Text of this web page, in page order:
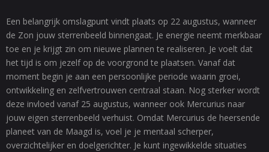
Een belangrijk omslagpunt vindt plaats op 22 augustus, wanneer
de Zon jouw sterrenbeeld binnengaat. Je energie neemt merkbaar
toe en je krijgt zin om nieuwe plannen te realiseren. Je voelt dat
het tijd is om jezelf op de voorgrond te plaatsen. Vanaf dat
moment begin je aan een persoonlijke periode waarin groei,
ontwikkeling en zelfvertrouwen centraal staan. Nog sterker wordt
deze invloed vanaf 25 augustus, wanneer ook Mercurius naar
jouw eigen sterrenbeeld verhuist. Omdat Mercurius de heersende
planeet van de Maagd is, voel je je mentaal scherper,
overzichtelijker en doelgerichter. Je kunt ingewikkelde situaties